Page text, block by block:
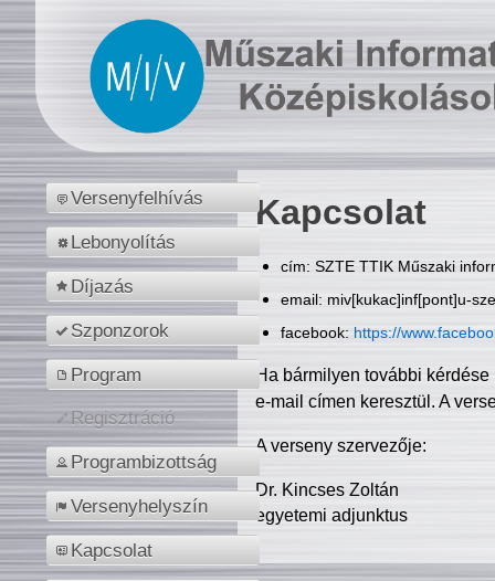
Versenyfelhívás
Lebonyolítás
Díjazás
Szponzorok
Program
Regisztráció
Programbizottság
Versenyhelyszín
Kapcsolat
Kapcsolat
cím: SZTE TTIK Műszaki
email: miv[kukac]inf[pont]u-
facebook: https://
Ha bármilyen további
e-mail címen keresztül. A
A verseny szervezője:
Dr. Kincses Zoltán
egyetemi adjunktus